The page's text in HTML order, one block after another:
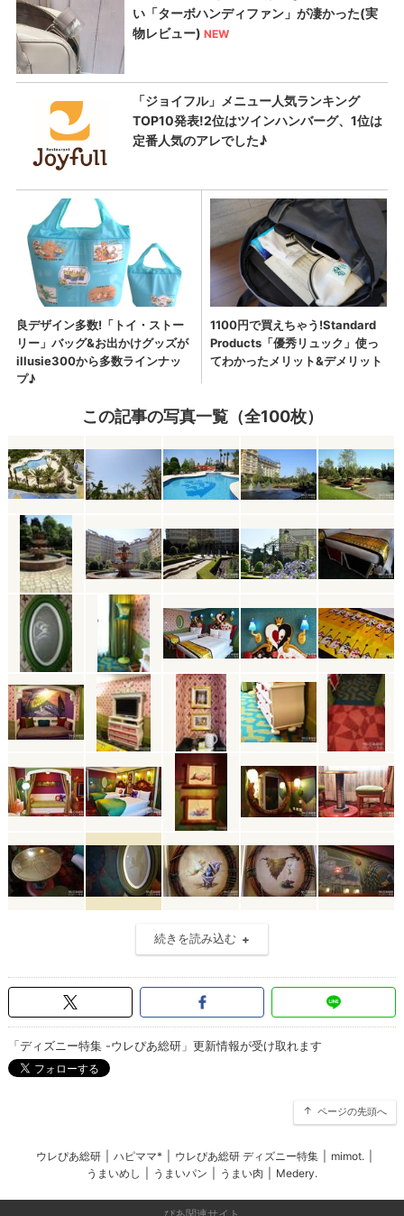
この記事の写真一覧（全100枚）
続きを読み込む
「ディズニー特集 -ウレぴあ総研」更新情報が受け取れます
ページの先頭へ
ウレぴあ総研 ハピママ* ウレぴあ総研 ディズニー特集 mimot.
うまいめし
うまいパン うまい肉 Medery.